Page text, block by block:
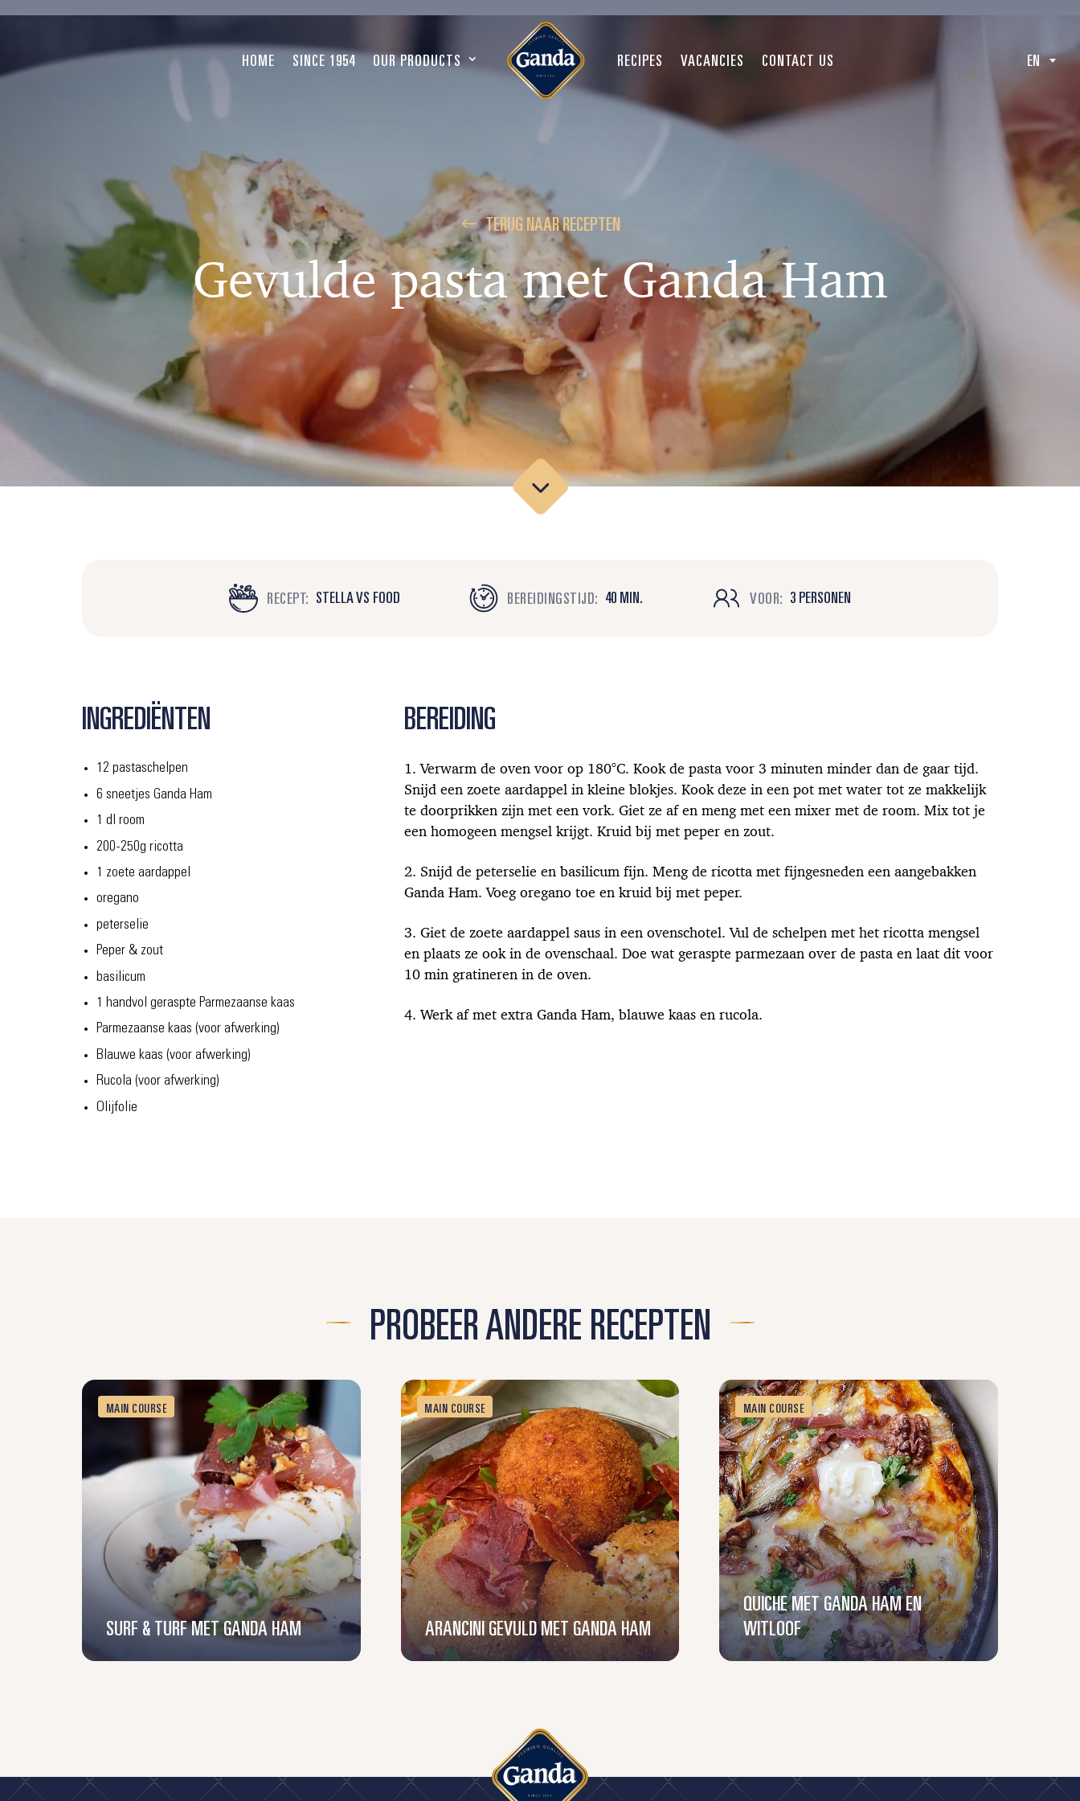
HOME SINCE 1954 OUR PRODUCTS RECIPES VACANCIES CONTACT US EN
TERUG NAAR RECEPTEN
Gevulde pasta met Ganda Ham
RECEPT: STELLA VS FOOD BEREIDINGSTIJD: 40 MIN. VOOR: 3 PERSONEN
INGREDIËNTEN
12 pastaschelpen
6 sneetjes Ganda Ham
1 dl room
200-250g ricotta
1 zoete aardappel
oregano
peterselie
Peper & zout
basilicum
1 handvol geraspte Parmezaanse kaas
Parmezaanse kaas (voor afwerking)
Blauwe kaas (voor afwerking)
Rucola (voor afwerking)
Olijfolie
BEREIDING
Verwarm de oven voor op 180°C. Kook de pasta voor 3 minuten minder dan de gaar tijd.
Snijd een zoete aardappel in kleine blokjes. Kook deze in een pot met water tot ze makkelijk
te doorprikken zijn met een vork. Giet ze af en meng met een mixer met de room. Mix tot je
een homogeen mengsel krijgt. Kruid bij met peper en zout.
Snijd de peterselie en basilicum fijn. Meng de ricotta met fijngesneden een aangebakken
Ganda Ham. Voeg oregano toe en kruid bij met peper.
Giet de zoete aardappel saus in een ovenschotel. Vul de schelpen met het ricotta mengsel
en plaats ze ook in de ovenschaal. Doe wat geraspte parmezaan over de pasta en laat dit voor
10 min gratineren in de oven.
Werk af met extra Ganda Ham, blauwe kaas en rucola.
PROBEER ANDERE RECEPTEN
MAIN COURSE
SURF & TURF MET GANDA HAM
MAIN COURSE
ARANCINI GEVULD MET GANDA HAM
MAIN COURSE
QUICHE MET GANDA HAM EN
WITLOOF